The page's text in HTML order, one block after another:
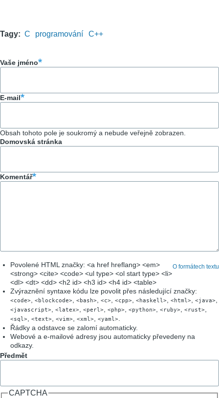
Tagy C programování C++
Vaše jméno
E-mail
Obsah tohoto pole je soukromý a nebude veřejně zobrazen.
Domovská stránka
Komentář
O formátech textu
Povolené HTML značky: <a href hreflang> <em>
<strong> <cite> <code> <ul type> <ol start type> <li>
<dl> <dt> <dd> <h2 id> <h3 id> <h4 id> <table>
Zvýraznění syntaxe kódu lze povolit přes následující značky:
<code> <blockcode> <bash> <c> <cpp> <haskell> <html> <java>
<javascript> <latex> <perl> <php> <python> <ruby> <rust>
<sql> <text> <vim> <xml> <yaml>
Řádky a odstavce se zalomí automaticky.
Webové a e-mailové adresy jsou automaticky převedeny na
odkazy.
Předmět
CAPTCHA